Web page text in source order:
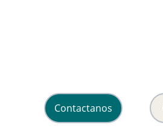
Contactanos